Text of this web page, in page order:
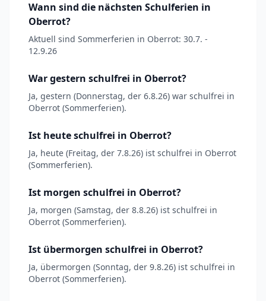
Wann sind die nächsten Schulferien in
Oberrot?
Aktuell sind Sommerferien in Oberrot: 30.7. -
12.9.26
War gestern schulfrei in Oberrot?
Ja, gestern (Donnerstag, der 6.8.26) war schulfrei in
Oberrot (Sommerferien).
Ist heute schulfrei in Oberrot?
Ja, heute (Freitag, der 7.8.26) ist schulfrei in Oberrot
(Sommerferien).
Ist morgen schulfrei in Oberrot?
Ja, morgen (Samstag, der 8.8.26) ist schulfrei in
Oberrot (Sommerferien).
Ist übermorgen schulfrei in Oberrot?
Ja, übermorgen (Sonntag, der 9.8.26) ist schulfrei in
Oberrot (Sommerferien).